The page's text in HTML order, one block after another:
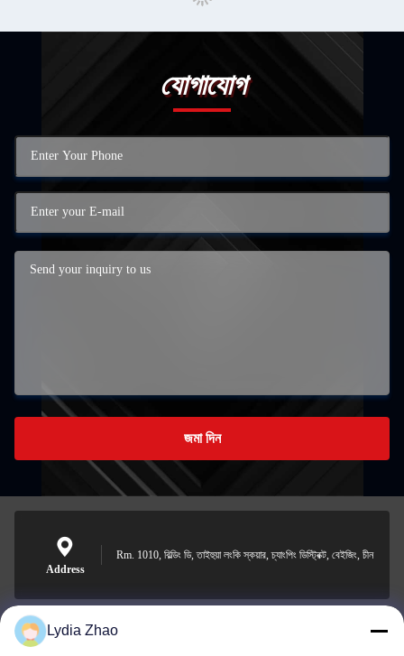
যোগাযোগ
জমা দিন
Address
Rm. 1010, বিল্ডিং ডি, তাইহুয়া লংকি স্কয়ার, চ্যাংপিং ডিস্ট্রিক্ট, বেইজিং, চীন
Lydia Zhao